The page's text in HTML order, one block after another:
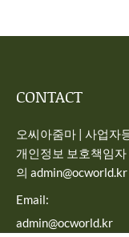
CONTACT
오씨아줌마 | 사업자
개인정보 보호책임
의
Email:
admin@ocworld.kr